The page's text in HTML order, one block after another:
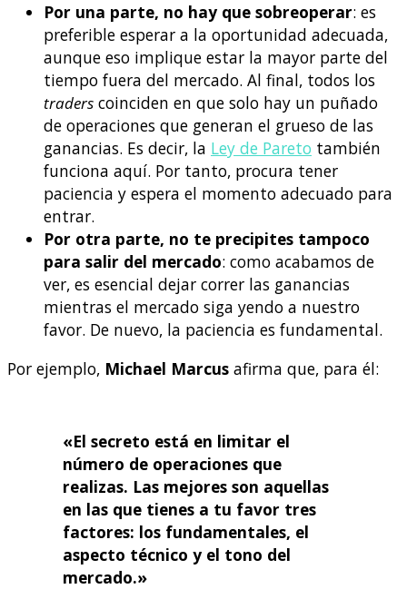
Por una parte, no hay que sobreoperar: es
preferible esperar a la oportunidad adecuada,
aunque eso implique estar la mayor parte del
tiempo fuera del mercado. Al final, todos los
traders coinciden en que solo hay un puñado
de operaciones que generan el grueso de las
ganancias. Es decir, la Ley de Pareto también
funciona aquí. Por tanto, procura tener
paciencia y espera el momento adecuado para
entrar.
Por otra parte, no te precipites tampoco
para salir del mercado: como acabamos de
ver, es esencial dejar correr las ganancias
mientras el mercado siga yendo a nuestro
favor. De nuevo, la paciencia es fundamental.
Por ejemplo, Michael Marcus afirma que, para él:
«El secreto está en limitar el
número de operaciones que
realizas. Las mejores son aquellas
en las que tienes a tu favor tres
factores: los fundamentales, el
aspecto técnico y el tono del
mercado.»